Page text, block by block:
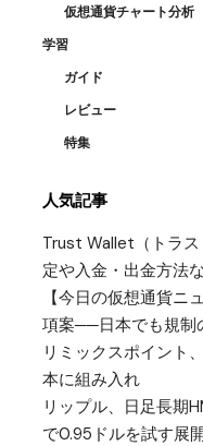
仮想通貨チャート分析
学習
ガイド
レビュー
特集
人気記事
Trust Wallet（トラ
定や入金・出金方法
【今日の仮想通貨ニ
項案──日本でも規制
リミックスポイント
本に組み入れ
リップル、日足長期
で0.95ドルを試す展